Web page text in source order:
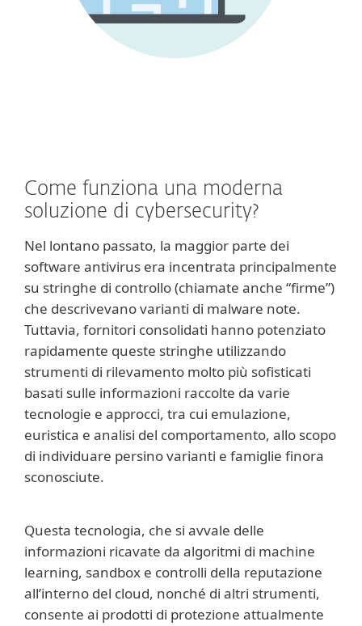
Come funziona una moderna
soluzione di cybersecurity?
Nel lontano passato, la maggior parte dei
software antivirus era incentrata principalmente
su stringhe di controllo (chiamate anche “firme”)
che descrivevano varianti di malware note.
Tuttavia, fornitori consolidati hanno potenziato
rapidamente queste stringhe utilizzando
strumenti di rilevamento molto più sofisticati
basati sulle informazioni raccolte da varie
tecnologie e approcci, tra cui emulazione,
euristica e analisi del comportamento, allo scopo
di individuare persino varianti e famiglie finora
sconosciute.
Questa tecnologia, che si avvale delle
informazioni ricavate da algoritmi di machine
learning, sandbox e controlli della reputazione
all’interno del cloud, nonché di altri strumenti,
consente ai prodotti di protezione attualmente